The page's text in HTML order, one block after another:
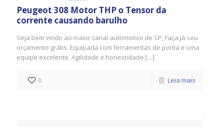
Peugeot 308 Motor THP o Tensor da
corrente causando barulho
Seja bem vindo ao maior canal automotivo de SP, Faça já seu
orçamento grátis. Equipada com ferramentas de ponta e uma
equipe excelente. Agilidade e honestidade […]
0 Leia mais